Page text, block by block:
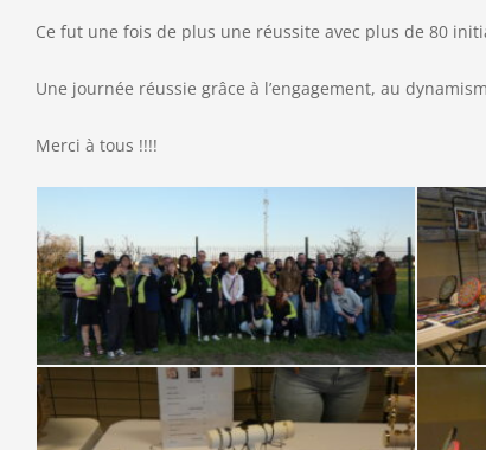
Ce fut une fois de plus une réussite avec plus de 80
Une journée réussie grâce à l’engagement, au
Merci à tous !!!!